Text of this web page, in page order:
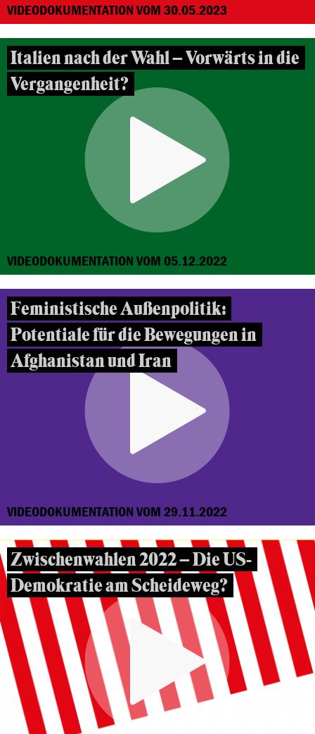
VIDEODOKUMENTATION VOM 30.05.2023
Italien nach der Wahl – Vorwärts in die
Vergangenheit?
VIDEODOKUMENTATION VOM 05.12.2022
Feministische Außenpolitik:
Potentiale für die Bewegungen in
Afghanistan und Iran
VIDEODOKUMENTATION VOM 29.11.2022
Zwischenwahlen 2022 – Die US-
Demokratie am Scheideweg?